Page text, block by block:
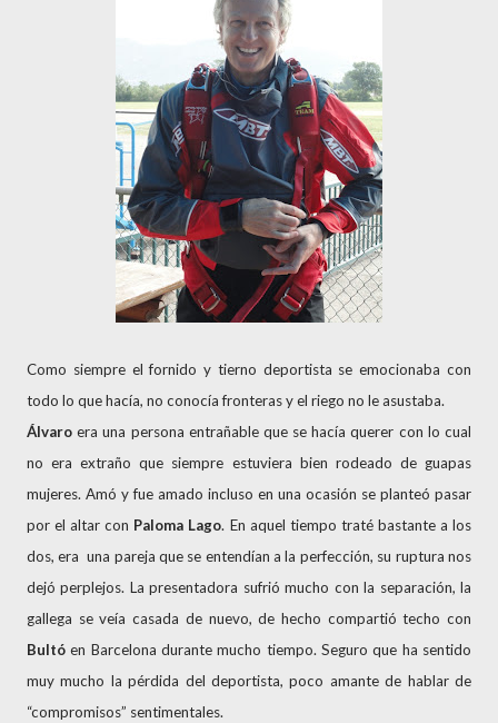
Como siempre el fornido y tierno deportista se emocionaba con
todo lo que hacía, no conocía fronteras y el riego no le asustaba.
Álvaro era una persona entrañable que se hacía querer con lo cual
no era extraño que siempre estuviera bien rodeado de guapas
mujeres. Amó y fue amado incluso en una ocasión se planteó pasar
por el altar con Paloma Lago. En aquel tiempo traté bastante a los
dos, era una pareja que se entendían a la perfección, su ruptura nos
dejó perplejos. La presentadora sufrió mucho con la separación, la
gallega se veía casada de nuevo, de hecho compartió techo con
Bultó en Barcelona durante mucho tiempo. Seguro que ha sentido
muy mucho la pérdida del deportista, poco amante de hablar de
“compromisos” sentimentales.